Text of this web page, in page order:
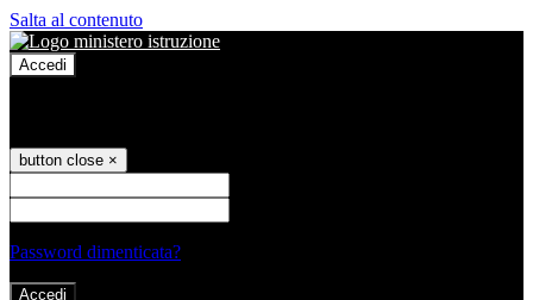
Salta al contenuto
Accedi
button close ×
Password dimenticata?